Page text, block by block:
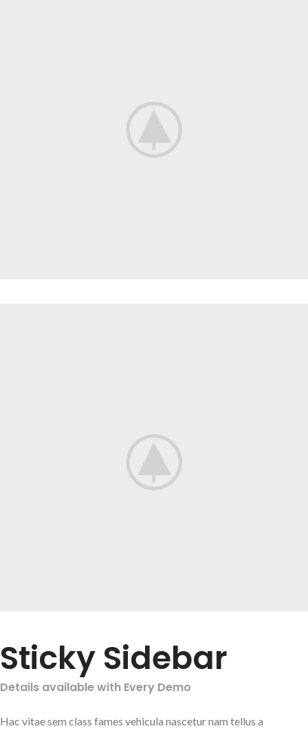
Sticky Sidebar
Details available with Every Demo
Hac vitae sem class fames vehicula nascetur nam tellus a